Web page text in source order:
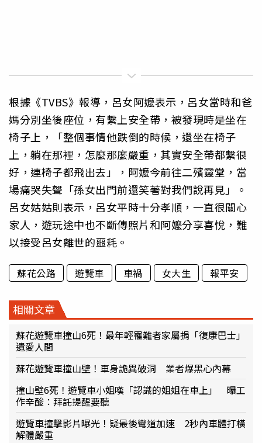
根據《TVBS》報導，呂女阿嬤表示，呂女當時和爸
媽分別坐後座位，有繫上安全帶，被發現時是坐在
椅子上，「整個事情他跌倒的時候，還坐在椅子
上，躺在那裡，怎麼那麼嚴重，其實安全帶都繫很
好，連椅子都飛出去」，阿嬤今前往二殯靈堂，當
場痛哭失聲「孫女出門前還笑著對我們說再見」。
呂女姑姑則表示，呂女平時十分孝順，一直很關心
家人，遊玩途中也不斷傳照片和阿嬤分享喜悅，難
以接受呂女離世的噩耗。
蘇花公路 遊覽車 車禍 女大生 報平安
相關文章
蘇花遊覽車撞山6死！最年輕罹難者家屬捐「復康巴士」
遺愛人間
蘇花遊覽車撞山壁！車身詭異破洞 業者爆黑心內幕
撞山壁6死！遊覽車小姐嘆「認識的姐姐在車上」 曝工
作辛酸：拜託提醒要聽
遊覽車撞擊影片曝光！疑最後彎道加速 2秒內車體打橫
解體嚴重